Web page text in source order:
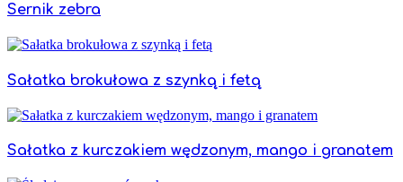
Sernik zebra
Sałatka brokułowa z szynką i fetą
Sałatka z kurczakiem wędzonym, mango i granatem